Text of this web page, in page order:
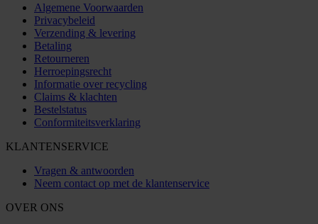
Algemene Voorwaarden
Privacybeleid
Verzending & levering
Betaling
Retourneren
Herroepingsrecht
Informatie over recycling
Claims & klachten
Bestelstatus
Conformiteitsverklaring
KLANTENSERVICE
Vragen & antwoorden
Neem contact op met de klantenservice
OVER ONS